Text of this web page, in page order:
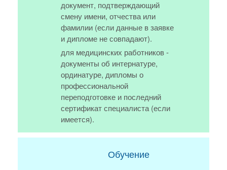
документ, подтверждающий
смену имени, отчества или
фамилии (если данные в заявке
и дипломе не совпадают).
для медицинских работников -
документы об интернатуре,
ординатуре, дипломы о
профессиональной
переподготовке и последний
сертификат специалиста (если
имеется).
Обучение